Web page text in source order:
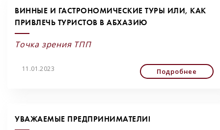
ВИННЫЕ И ГАСТРОНОМИЧЕСКИЕ ТУРЫ ИЛИ, КАК
ПРИВЛЕЧЬ ТУРИСТОВ В АБХАЗИЮ
Точка зрения ТПП
11.01.2023 Подробнее
УВАЖАЕМЫЕ ПРЕДПРИНИМАТЕЛИ!